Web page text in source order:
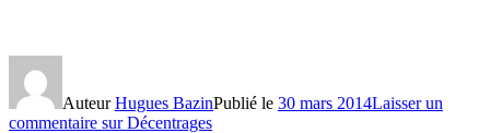
AuteurHugues BazinPublié le 30 mars 2014Laisser un
commentaire sur Décentrages